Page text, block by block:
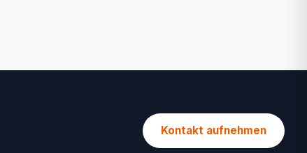
Kontakt aufnehmen